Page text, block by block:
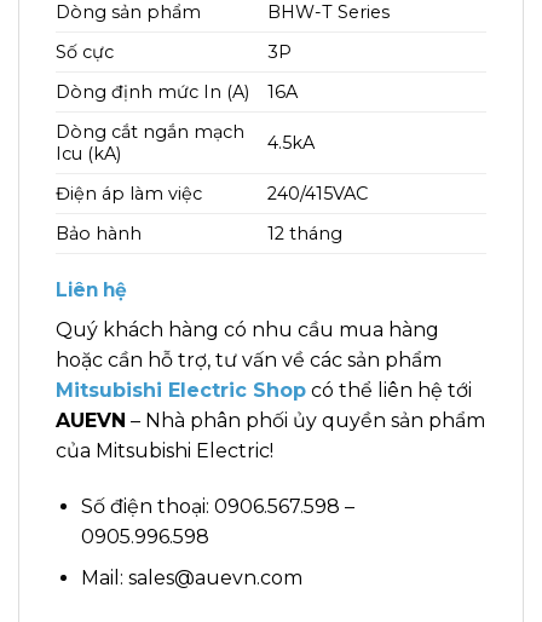
Dòng sản phẩm
BHW-T Series
Số cực
3P
Dòng định mức In (A)
16A
Dòng cắt ngắn mạch
Icu (kA)
4.5kA
Điện áp làm việc
240/415VAC
Bảo hành
12 tháng
Liên hệ
Quý khách hàng có nhu cầu mua hàng
hoặc cần hỗ trợ, tư vấn về các sản phẩm
Mitsubishi Electric Shop có thể liên hệ tới
AUEVN – Nhà phân phối ủy quyền sản phẩm
của Mitsubishi Electric!
Số điện thoại: 0906.567.598 –
0905.996.598
Mail: sales@auevn.com